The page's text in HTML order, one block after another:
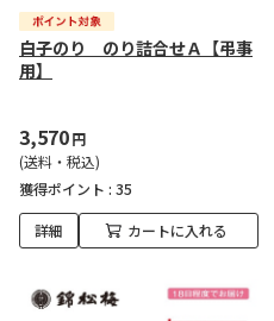
白子のり のり詰合せＡ【弔事
用】
3,570円
(送料・税込)
獲得ポイント : 35
詳細 カートに入れる